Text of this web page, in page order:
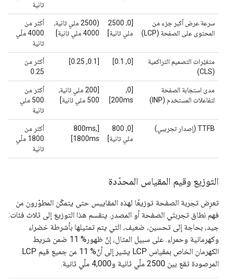
ثانية
سرعة عرض أكبر جزء من
المحتوى على الصفحة (LCP)
[0، 2500
ملي ثانية]
(2500 ملي ثانية،
4000 ملي ثانية]
أكثر من
4000 ملّي
ثانية
متغيّرات التصميم التراكمية
(CLS)
[0, 0.1]
[0.1, 0.25]
أكثر من
0.25
مدى استجابة الصفحة
لتفاعلات المستخدم (INP)
[0,
200ms]
‫[200 ملي ثانية،
500 ملي ثانية]
أكثر من
500 ملي
ثانية
TTFB (إصدار تجريبي)
[0، 800
ملي ثانية]
‫[800ms,
1800ms]
أكثر من
1800 ملّي
ثانية
التوزيع وقيم المقياس المحدّدة
تعرِض تجربة الصفحة توزيعًا لهذه المقاييس حتى يتمكّن المطوّرون من
فهم نطاق تجربتَي الصفحة أو المصدر. ينقسم هذا التوزيع إلى ثلاث فئات:
جيد، بحاجة إلى تحسين، ضعيف، التي يتم تمثيلها بأشرطة خضراء
وكهرمانية وحمراء. على سبيل المثال، إنّ ظهور% 11 ضمن شريط
الكهرمان الخاص بمقياس LCP يشير إلى أنّ% 11 من جميع قيم LCP
المرصودة تقع بين 2500 ملّي ثانية و4,000 ملّي ثانية.